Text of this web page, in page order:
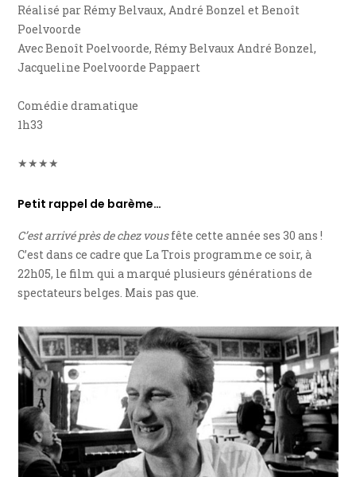
Réalisé par Rémy Belvaux, André Bonzel et Benoît
Poelvoorde
Avec Benoît Poelvoorde, Rémy Belvaux André Bonzel,
Jacqueline Poelvoorde Pappaert
Comédie dramatique
1h33
★★★★
Petit rappel de barème…
C’est arrivé près de chez vousfête cette année ses 30 ans !
C’est dans ce cadre que La Trois programme ce soir, à
22h05, le film qui a marqué plusieurs générations de
spectateurs belges. Mais pas que.